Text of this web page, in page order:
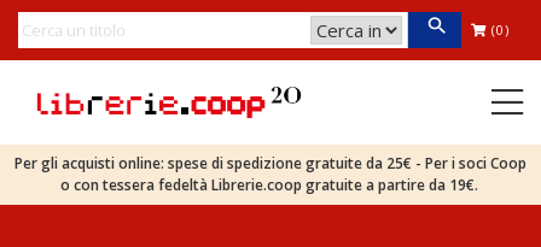
(0)
Per gli acquisti online: spese di spedizione gratuite da 25€ - Per i soci Coop
o con tessera fedeltà Librerie.coop gratuite a partire da 19€.